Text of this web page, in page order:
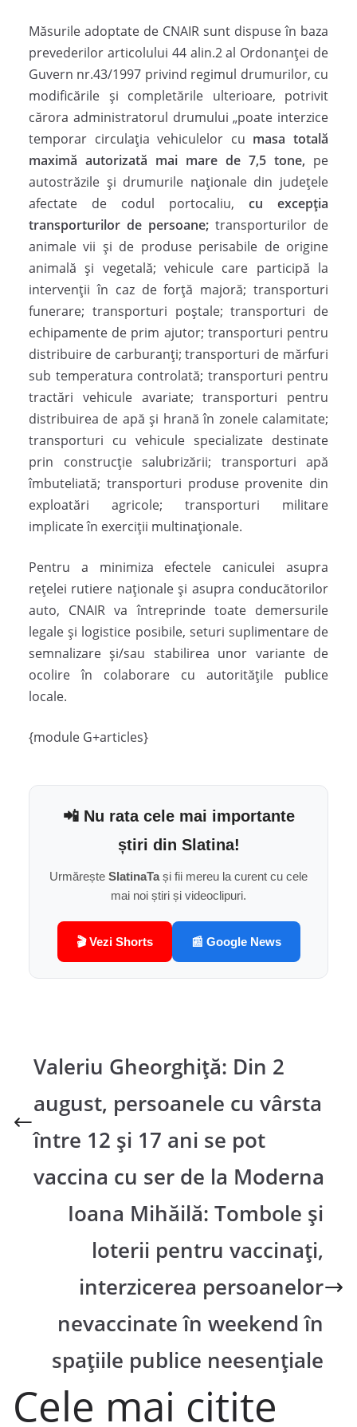
Măsurile adoptate de CNAIR sunt dispuse în baza
prevederilor articolului 44 alin.2 al Ordonanţei de
Guvern nr.43/1997 privind regimul drumurilor, cu
modificările şi completările ulterioare, potrivit
cărora administratorul drumului „poate interzice
temporar circulaţia vehiculelor cu masa totală
maximă autorizată mai mare de 7,5 tone, pe
autostrăzile şi drumurile naţionale din judeţele
afectate de codul portocaliu, cu excepţia
transporturilor de persoane; transporturilor de
animale vii şi de produse perisabile de origine
animală şi vegetală; vehicule care participă la
intervenţii în caz de forţă majoră; transporturi
funerare; transporturi poştale; transporturi de
echipamente de prim ajutor; transporturi pentru
distribuire de carburanţi; transporturi de mărfuri
sub temperatura controlată; transporturi pentru
tractări vehicule avariate; transporturi pentru
distribuirea de apă şi hrană în zonele calamitate;
transporturi cu vehicule specializate destinate
prin construcţie salubrizării; transporturi apă
îmbuteliată; transporturi produse provenite din
exploatări agricole; transporturi militare
implicate în exerciţii multinaţionale.
Pentru a minimiza efectele caniculei asupra
reţelei rutiere naţionale şi asupra conducătorilor
auto, CNAIR va întreprinde toate demersurile
legale şi logistice posibile, seturi suplimentare de
semnalizare şi/sau stabilirea unor variante de
ocolire în colaborare cu autorităţile publice
locale.
{module G+articles}
📲 Nu rata cele mai importante
știri din Slatina!
Urmărește SlatinaTași fii mereu la curent cu cele
mai noi știri și videoclipuri.
🎬 Vezi Shorts 📰 Google News
Valeriu Gheorghiţă: Din 2
august, persoanele cu vârsta
între 12 şi 17 ani se pot
vaccina cu ser de la Moderna
Ioana Mihăilă: Tombole și
loterii pentru vaccinați,
interzicerea persoanelor
nevaccinate în weekend în
spaţiile publice neesenţiale
Cele mai citite